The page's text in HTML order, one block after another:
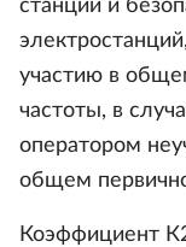
станций и
участию в
частоты, в
оператором
общем
Коэффициент